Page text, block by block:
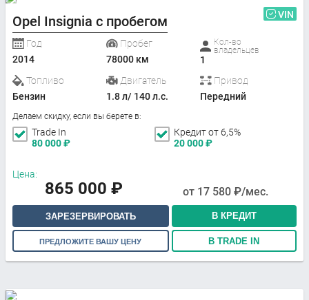
Opel Insignia с пробегом VIN
Год
2014
Пробег
78000 км
Кол-во
владельцев
1
Топливо
Бензин
Двигатель
1.8 л/ 140 л.с.
Привод
Передний
Делаем скидку, если вы берете в:
Trade In
80 000₽
Кредит от 6,5%
20 000₽
Цена:
865 000 ₽ от 17 580 ₽/мес.
ЗАРЕЗЕРВИРОВАТЬ В КРЕДИТ
ПРЕДЛОЖИТЕ ВАШУ ЦЕНУ В TRADE IN